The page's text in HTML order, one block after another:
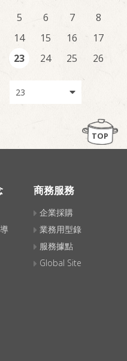
5 6 7
8
14 15 16
17
23 24 25
26
TOP
商務服務
企業採購
業務用型錄
服務據點
Global Site